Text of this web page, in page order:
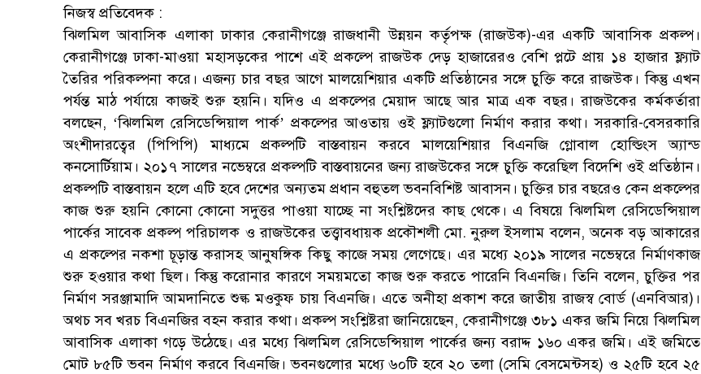
নিজস্ব প্রতিবেদক :
ঝিলমিল আবাসিক এলাকা ঢাকার কেরানীগঞ্জে রাজধানী উন্নয়ন কর্তৃপক্ষ (রাজউক)-এর একটি আবাসিক প্রকল্প।
কেরানীগঞ্জে ঢাকা-মাওয়া মহাসড়কের পাশে এই প্রকল্পে রাজউক দেড় হাজারেরও বেশি প্লটে প্রায় ১৪ হাজার ফ্ল্যাট
তৈরির পরিকল্পনা করে। এজন্য চার বছর আগে মালয়েশিয়ার একটি প্রতিষ্ঠানের সঙ্গে চুক্তি করে রাজউক। কিন্তু এখন
পর্যন্ত মাঠ পর্যায়ে কাজই শুরু হয়নি। যদিও এ প্রকল্পের মেয়াদ আছে আর মাত্র এক বছর। রাজউকের কর্মকর্তারা
বলছেন, ‘ঝিলমিল রেসিডেন্সিয়াল পার্ক’ প্রকল্পের আওতায় ওই ফ্ল্যাটগুলো নির্মাণ করার কথা। সরকারি-বেসরকারি
অংশীদারত্বের (পিপিপি) মাধ্যমে প্রকল্পটি বাস্তবায়ন করবে মালয়েশিয়ার বিএনজি গ্লোবাল হোল্ডিংস অ্যান্ড
কনসোর্টিয়াম। ২০১৭ সালের নভেম্বরে প্রকল্পটি বাস্তবায়নের জন্য রাজউকের সঙ্গে চুক্তি করেছিল বিদেশি ওই প্রতিষ্ঠান।
প্রকল্পটি বাস্তবায়ন হলে এটি হবে দেশের অন্যতম প্রধান বহুতল ভবনবিশিষ্ট আবাসন। চুক্তির চার বছরেও কেন প্রকল্পের
কাজ শুরু হয়নি কোনো কোনো সদুত্তর পাওয়া যাচ্ছে না সংশ্লিষ্টদের কাছ থেকে। এ বিষয়ে ঝিলমিল রেসিডেন্সিয়াল
পার্কের সাবেক প্রকল্প পরিচালক ও রাজউকের তত্ত্বাবধায়ক প্রকৌশলী মো. নুরুল ইসলাম বলেন, অনেক বড় আকারের
এ প্রকল্পের নকশা চূড়ান্ত করাসহ আনুষঙ্গিক কিছু কাজে সময় লেগেছে। এর মধ্যে ২০১৯ সালের নভেম্বরে নির্মাণকাজ
শুরু হওয়ার কথা ছিল। কিন্তু করোনার কারণে সময়মতো কাজ শুরু করতে পারেনি বিএনজি। তিনি বলেন, চুক্তির পর
নির্মাণ সরঞ্জামাদি আমদানিতে শুল্ক মওকুফ চায় বিএনজি। এতে অনীহা প্রকাশ করে জাতীয় রাজস্ব বোর্ড (এনবিআর)।
অথচ সব খরচ বিএনজির বহন করার কথা। প্রকল্প সংশ্লিষ্টরা জানিয়েছেন, কেরানীগঞ্জে ৩৮১ একর জমি নিয়ে ঝিলমিল
আবাসিক এলাকা গড়ে উঠেছে। এর মধ্যে ঝিলমিল রেসিডেন্সিয়াল পার্কের জন্য বরাদ্দ ১৬০ একর জমি। এই জমিতে
মোট ৮৫টি ভবন নির্মাণ করবে বিএনজি। ভবনগুলোর মধ্যে ৬০টি হবে ২০ তলা (সেমি বেসমেন্টসহ) ও ২৫টি হবে ২৫